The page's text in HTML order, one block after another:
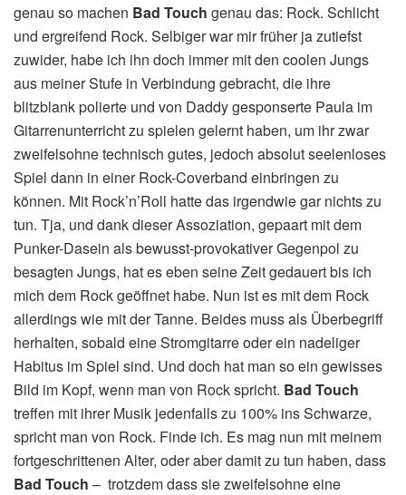
genau so machen Bad Touch genau das: Rock. Schlicht
und ergreifend Rock. Selbiger war mir früher ja zutiefst
zuwider, habe ich ihn doch immer mit den coolen Jungs
aus meiner Stufe in Verbindung gebracht, die ihre
blitzblank polierte und von Daddy gesponserte Paula im
Gitarrenunterricht zu spielen gelernt haben, um ihr zwar
zweifelsohne technisch gutes, jedoch absolut seelenloses
Spiel dann in einer Rock-Coverband einbringen zu
können. Mit Rock’n’Roll hatte das irgendwie gar nichts zu
tun. Tja, und dank dieser Assoziation, gepaart mit dem
Punker-Dasein als bewusst-provokativer Gegenpol zu
besagten Jungs, hat es eben seine Zeit gedauert bis ich
mich dem Rock geöffnet habe. Nun ist es mit dem Rock
allerdings wie mit der Tanne. Beides muss als Überbegriff
herhalten, sobald eine Stromgitarre oder ein nadeliger
Habitus im Spiel sind. Und doch hat man so ein gewisses
Bild im Kopf, wenn man von Rock spricht. Bad Touch
treffen mit ihrer Musik jedenfalls zu 100% ins Schwarze,
spricht man von Rock. Finde ich. Es mag nun mit meinem
fortgeschrittenen Alter, oder aber damit zu tun haben, dass
Bad Touch – trotzdem dass sie zweifelsohne eine